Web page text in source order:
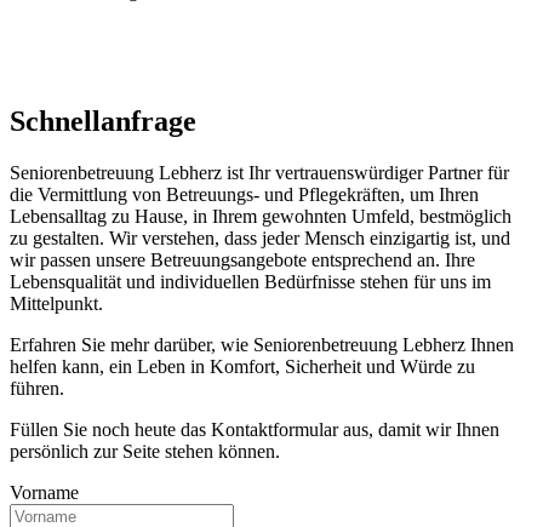
Schnell­anfrage
Seniorenbetreuung Lebherz ist Ihr vertrauenswürdiger Partner für
die Vermittlung von Betreuungs- und Pflegekräften, um Ihren
Lebensalltag zu Hause, in Ihrem gewohnten Umfeld, bestmöglich
zu gestalten. Wir verstehen, dass jeder Mensch einzigartig ist, und
wir passen unsere Betreuungsangebote entsprechend an. Ihre
Lebensqualität und individuellen Bedürfnisse stehen für uns im
Mittelpunkt.
Erfahren Sie mehr darüber, wie Seniorenbetreuung Lebherz Ihnen
helfen kann, ein Leben in Komfort, Sicherheit und Würde zu
führen.
Füllen Sie noch heute das Kontaktformular aus, damit wir Ihnen
persönlich zur Seite stehen können.
Vorname